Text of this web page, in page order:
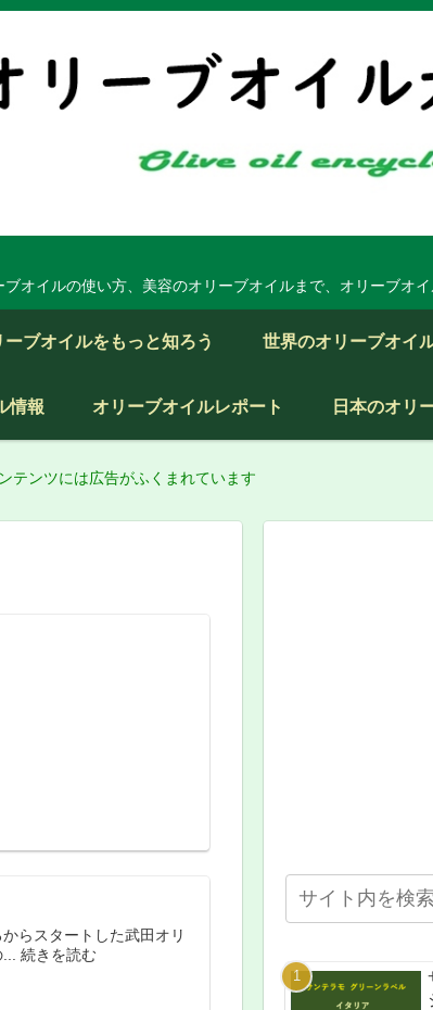
オイルの使い方、美容のオリーブオイルまで、オリーブオイ
ーブオイルをもっと知ろう 世界のオリーブオイ
情報 オリーブオイルレポート 日本のオリ
テンツには広告がふくまれています
らスタートした武田オリ
続きを読む